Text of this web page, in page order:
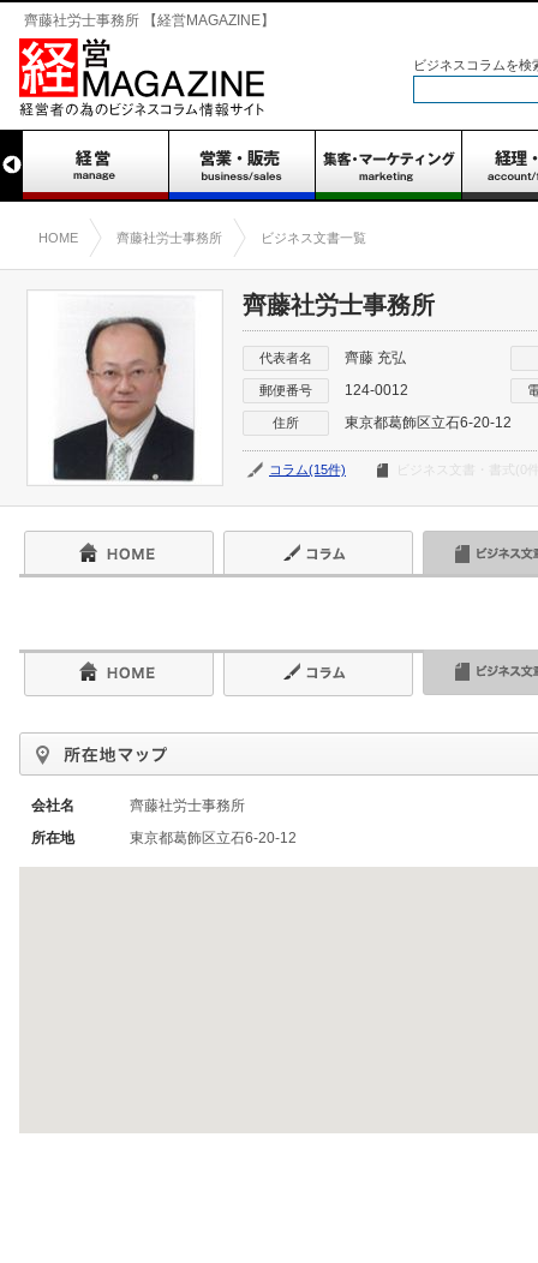
齊藤社労士事務所 【経営MAGAZINE】
ビジネスコラムを検
HOME 齊藤社労士事務所 ビジネス文書一覧
齊藤社労士事務所
代表者名 齊藤 充弘
郵便番号 124-0012
住所 東京都葛飾区立石6-20-12
コラム(15件) ビジネス文書・書式(0
会社名
齊藤社労士事務所
所在地
東京都葛飾区立石6-20-12